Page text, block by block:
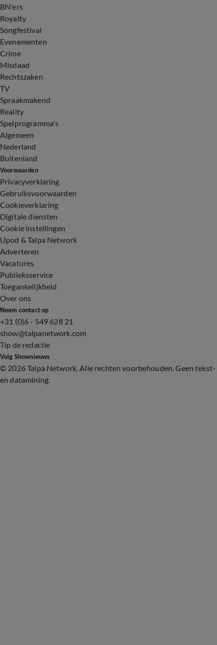
BN'ers
Royalty
Songfestival
Evenementen
Crime
Misdaad
Rechtszaken
TV
Spraakmakend
Reality
Spelprogramma's
Algemeen
Nederland
Buitenland
Voorwaarden
Privacyverklaring
Gebruiksvoorwaarden
Cookieverklaring
Digitale diensten
Cookie instellingen
Upod & Talpa Network
Adverteren
Vacatures
Publieksservice
Toegankelijkheid
Over ons
Neem contact op
+31 (0)6 - 549 628 21
show@talpanetwork.com
Tip de redactie
Volg Shownieuws
© 2026 Talpa Network. Alle rechten voorbehouden. Geen tekst-
en datamining.